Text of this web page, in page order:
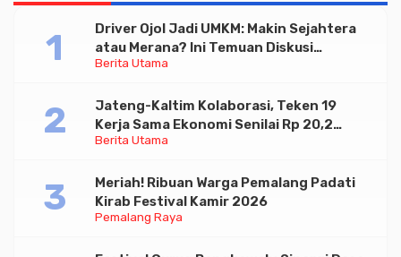
Berita Utama
Driver Ojol Jadi UMKM: Makin Sejahtera
atau Merana? Ini Temuan Diskusi
Paramadina
Berita Utama
Jateng-Kaltim Kolaborasi, Teken 19
Kerja Sama Ekonomi Senilai Rp 20,2
Triliun
Pemalang Raya
Meriah! Ribuan Warga Pemalang Padati
Kirab Festival Kamir 2026